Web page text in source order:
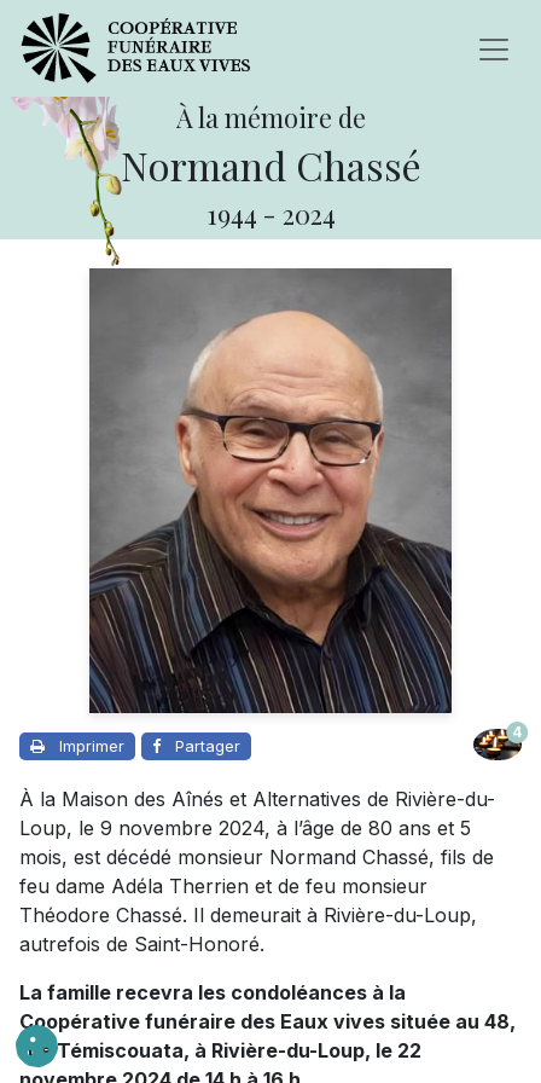
À la mémoire de
Normand Chassé
1944 - 2024
Imprimer Partager
4
À la Maison des Aînés et Alternatives de Rivière-du-
Loup, le 9 novembre 2024, à l’âge de 80 ans et 5
mois, est décédé monsieur Normand Chassé, fils de
feu dame Adéla Therrien et de feu monsieur
Théodore Chassé. Il demeurait à Rivière-du-Loup,
autrefois de Saint-Honoré.
La famille recevra les condoléances à la
Coopérative funéraire des Eaux vives située au 48,
rue Témiscouata, à Rivière-du-Loup, le 22